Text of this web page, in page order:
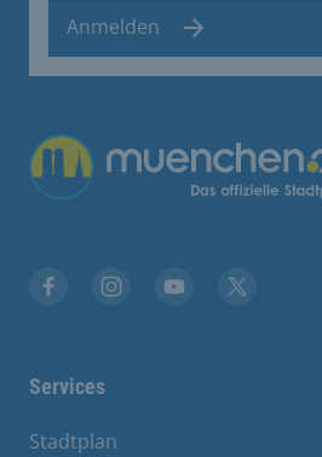
Anmelden
Übergreifende Links
Services
Stadtplan